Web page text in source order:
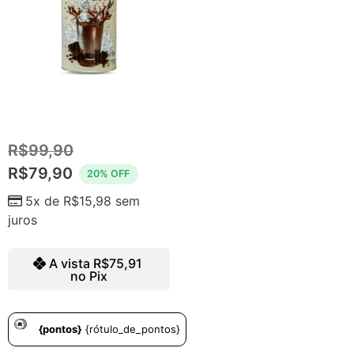
R$99,90
R$79,90 20% OFF
5x de R$15,98 sem
juros
A vista R$75,91
no Pix
{pontos} {rótulo_de_pontos}